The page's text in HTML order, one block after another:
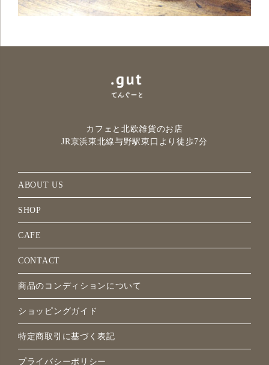
カフェと北欧雑貨のお店
JR京浜東北線与野駅東口より徒歩7分
ABOUT US
SHOP
CAFE
CONTACT
商品のコンディションについて
ショッピングガイド
特定商取引に基づく表記
プライバシーポリシー